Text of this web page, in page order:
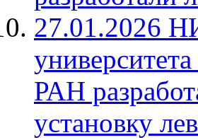
27.01.2026
РАН
установку